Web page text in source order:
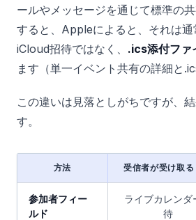
ールやメッセージを通じて標準の
すると、Appleによると、それは通
iCloud招待ではなく、 .ics添付ファ
ます（単一イベント共有の詳細と
この違いは見落としがちですが、
す。
方法 受信者が受け取る
参加者フィー
ルド
ライブカレンダ
待